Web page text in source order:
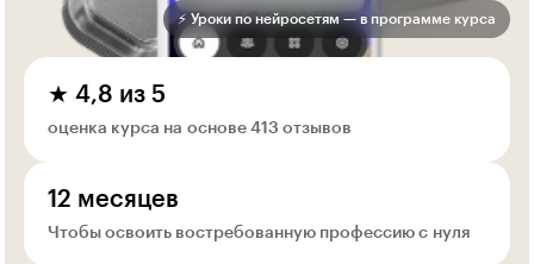
⚡ Уроки по нейросетям — в программе курса
★ 4,8 из 5
оценка курса на основе 413 отзывов
12 месяцев
Чтобы освоить востребованную профессию с нуля